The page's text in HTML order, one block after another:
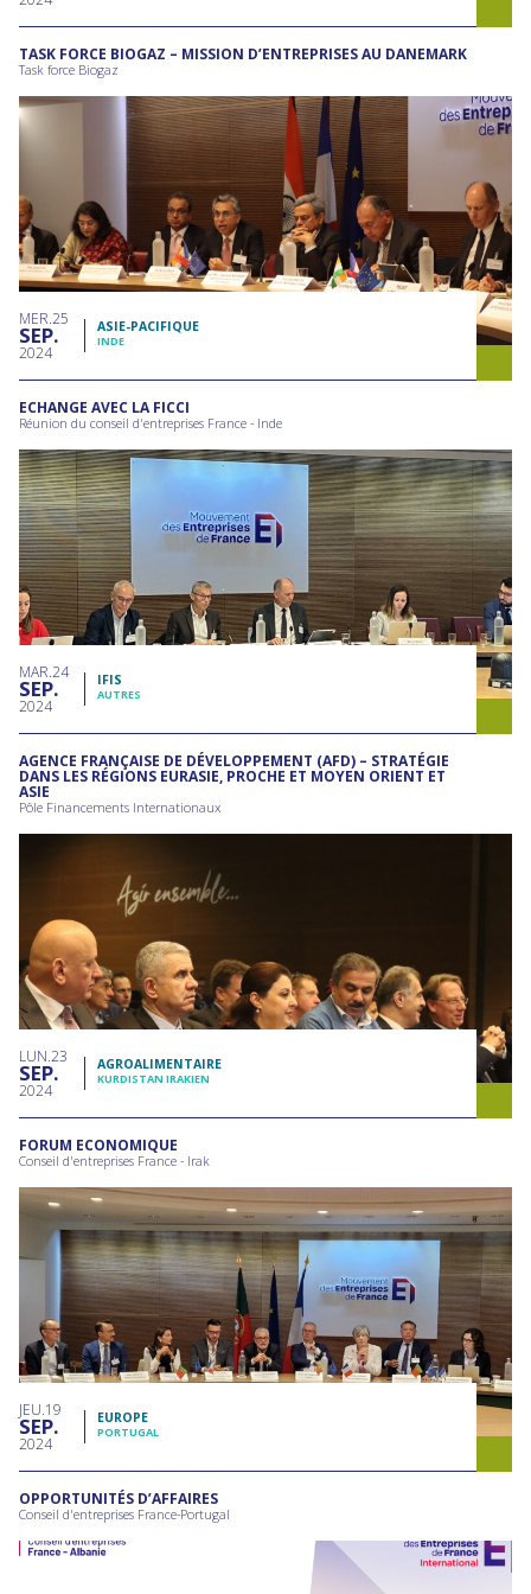
TASK FORCE BIOGAZ – MISSION D’ENTREPRISES AU DANEMARK
Task force Biogaz
MER 25
SEP
2024
ASIE-PACIFIQUE
INDE
ECHANGE AVEC LA FICCI
Réunion du conseil d'entreprises France - Inde
MAR 24
SEP
2024
IFIS
AUTRES
AGENCE FRANÇAISE DE DÉVELOPPEMENT (AFD) – STRATÉGIE
DANS LES RÉGIONS EURASIE, PROCHE ET MOYEN ORIENT ET
ASIE
Pôle Financements Internationaux
LUN 23
SEP
2024
AGROALIMENTAIRE
KURDISTAN IRAKIEN
FORUM ECONOMIQUE
Conseil d'entreprises France - Irak
JEU 19
SEP
2024
EUROPE
PORTUGAL
OPPORTUNITÉS D’AFFAIRES
Conseil d'entreprises France-Portugal